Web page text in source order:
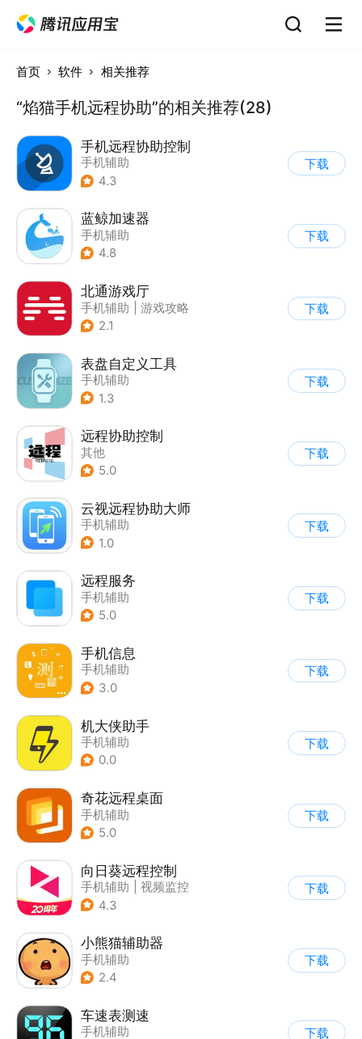
首页 软件 相关推荐
“焰猫手机远程协助”的相关推荐(28)
手机远程协助控制
手机辅助
4.3
下载
蓝鲸加速器
手机辅助
4.8
下载
北通游戏厅
手机辅助
游戏攻略
2.1
下载
表盘自定义工具
手机辅助
1.3
下载
远程协助控制
其他
5.0
下载
云视远程协助大师
手机辅助
1.0
下载
远程服务
手机辅助
5.0
下载
手机信息
手机辅助
3.0
下载
机大侠助手
手机辅助
0.0
下载
奇花远程桌面
手机辅助
5.0
下载
向日葵远程控制
手机辅助
视频监控
4.3
下载
小熊猫辅助器
手机辅助
2.4
下载
车速表测速
手机辅助
下载